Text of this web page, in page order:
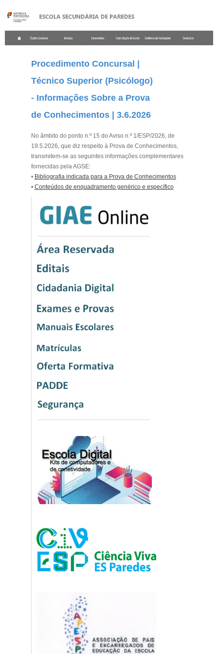
Procedimento Concursal |
Técnico Superior (Psicólogo)
- Informações Sobre a Prova
de Conhecimentos | 3.6.2026
No âmbito do ponto n.º 15 do Aviso n.º 1/ESP/2026, de
19.5.2026, que diz respeito à Prova de Conhecimentos,
transmitem-se as seguintes informações complementares
fornecidas pela AGSE:
• Bibliografia indicada para a Prova de Conhecimentos
• Conteúdos de enquadramento genérico e específico